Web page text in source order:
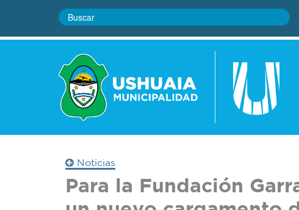
Noticias
Para la Fundación